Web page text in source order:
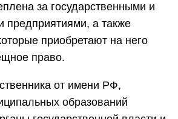
за государственными и
предприятиями, а также
приобретают на него
право.
от имени РФ,
образований